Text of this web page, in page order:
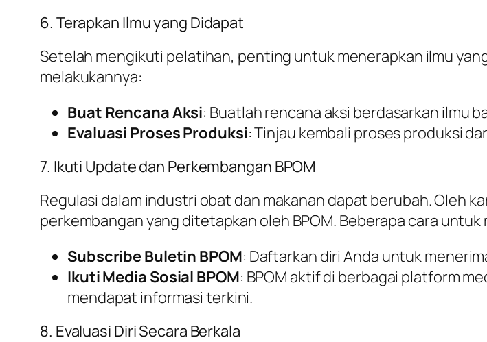
6. Terapkan Ilmu yang Didapat
Setelah mengikuti pelatihan, penting untuk menerapkan ilmu
melakukannya:
Buat Rencana Aksi: Buatlah rencana aksi berdasarkan ilmu
Evaluasi Proses Produksi: Tinjau kembali proses produksi
7. Ikuti Update dan Perkembangan BPOM
Regulasi dalam industri obat dan makanan dapat berubah. Oleh
perkembangan yang ditetapkan oleh BPOM. Beberapa cara untuk
Subscribe Buletin BPOM: Daftarkan diri Anda untuk
Ikuti Media Sosial BPOM: BPOM aktif di berbagai platform
mendapat informasi terkini.
8. Evaluasi Diri Secara Berkala